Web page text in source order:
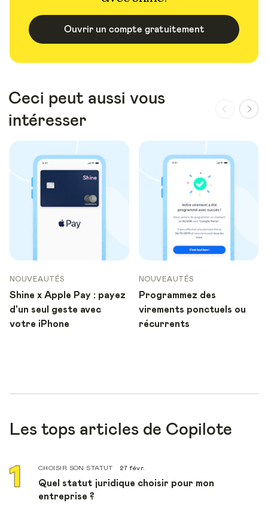
Ouvrir un compte gratuitement
Ceci peut aussi vous
intéresser
NOUVEAUTÉS
Shine x Apple Pay : payez
d'un seul geste avec
votre iPhone
NOUVEAUTÉS
Programmez des
virements ponctuels ou
récurrents
Les tops articles de Copilote
CHOISIR SON STATUT 27 févr.
Quel statut juridique choisir pour mon
entreprise ?